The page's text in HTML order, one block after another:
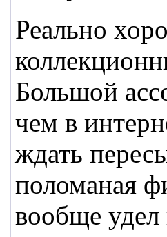
Реально
Большой
чем в
ждать
поломаная
вообще удел